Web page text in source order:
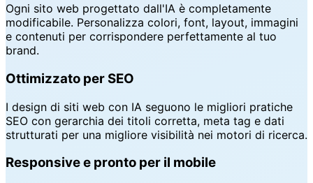
Ogni sito web progettato dall'IA è completamente
modificabile. Personalizza colori, font, layout, immagini
e contenuti per corrispondere perfettamente al tuo
brand.
Ottimizzato per SEO
I design di siti web con IA seguono le migliori pratiche
SEO con gerarchia dei titoli corretta, meta tag e dati
strutturati per una migliore visibilità nei motori di ricerca.
Responsive e pronto per il mobile